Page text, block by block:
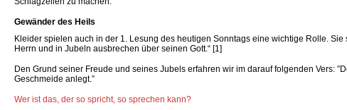
Gewänder des Heils
Kleider spielen auch in der 1. Lesung des heutigen Sonntags eine wichtige Rolle.
Herrn und in Jubeln ausbrechen über seinen Gott.“ [1]
Den Grund seiner Freude und seines Jubels erfahren wir im darauf folgenden Vers:
Geschmeide anlegt.”
Wer ist das, der so spricht, so sprechen kann?